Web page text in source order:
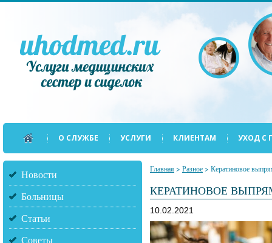
О СЛУЖБЕ УСЛУГИ КЛИЕНТАМ УХОД С
Новости
Больницы
Статьи
Советы
Главная> Разное> Кератиновое
КЕРАТИНОВОЕ
10.02.2021